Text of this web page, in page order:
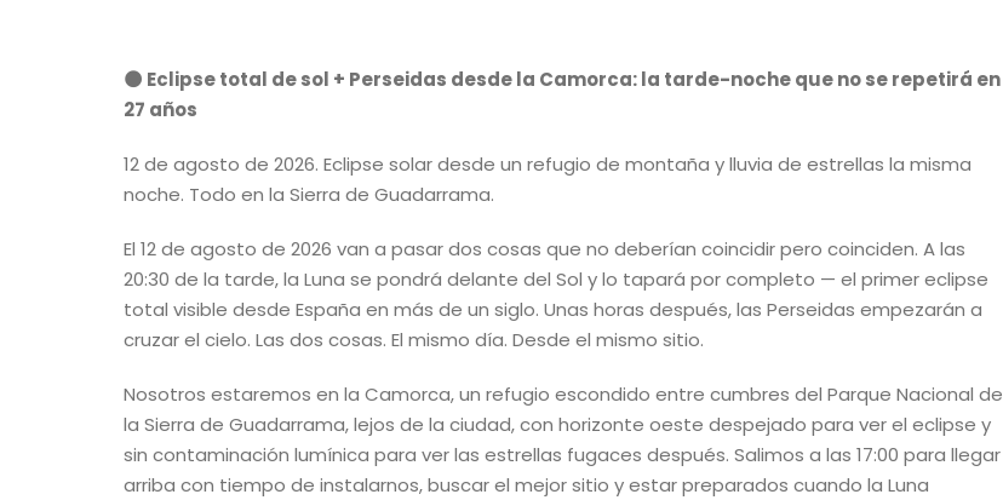
🌑 Eclipse total de sol + Perseidas desde la Camorca: la tarde-noche que no se repetirá en
27 años
12 de agosto de 2026. Eclipse solar desde un refugio de montaña y lluvia de estrellas la misma
noche. Todo en la Sierra de Guadarrama.
El 12 de agosto de 2026 van a pasar dos cosas que no deberían coincidir pero coinciden. A las
20:30 de la tarde, la Luna se pondrá delante del Sol y lo tapará por completo — el primer eclipse
total visible desde España en más de un siglo. Unas horas después, las Perseidas empezarán a
cruzar el cielo. Las dos cosas. El mismo día. Desde el mismo sitio.
Nosotros estaremos en la Camorca, un refugio escondido entre cumbres del Parque Nacional de
la Sierra de Guadarrama, lejos de la ciudad, con horizonte oeste despejado para ver el eclipse y
sin contaminación lumínica para ver las estrellas fugaces después. Salimos a las 17:00 para llegar
arriba con tiempo de instalarnos, buscar el mejor sitio y estar preparados cuando la Luna